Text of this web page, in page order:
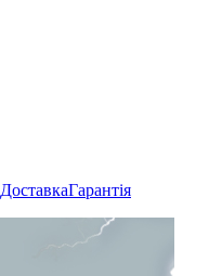
ДоставкаГарантія